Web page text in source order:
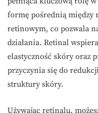
formę pośrednią między
retinowym, co pozwala
działania. Retinal
elastyczność skóry oraz
przyczynia się do
struktury skóry.
Używając retinalu,